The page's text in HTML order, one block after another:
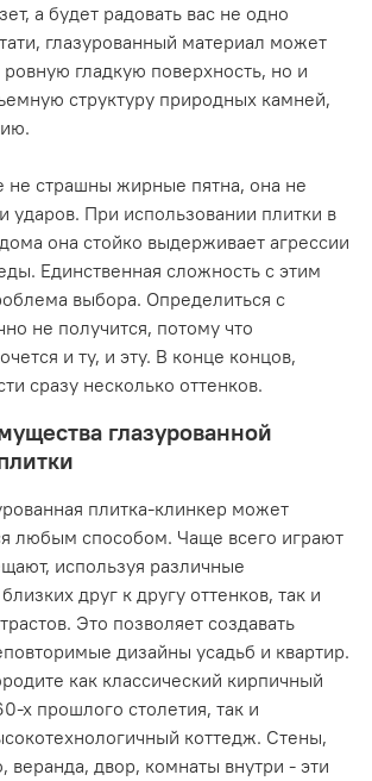
а будет радовать вас не одно
глазурованный материал может
гладкую поверхность, но и
структуру природных камней,
не страшны жирные пятна, она не
ударов. При использовании плитки в
она стойко выдерживает агрессии
Единственная сложность с этим
выбора. Определиться с
не получится, потому что
и ту, и эту. В конце концов,
сразу несколько оттенков.
глазурованной
плитка-клинкер может
любым способом. Чаще всего играют
используя различные
друг к другу оттенков, так и
Это позволяет создавать
дизайны усадьб и квартир.
как классический кирпичный
х прошлого столетия, так и
коттедж. Стены,
веранда, двор, комнаты внутри - эти